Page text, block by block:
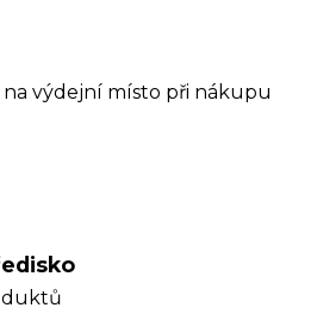
výdejní místo při nákupu